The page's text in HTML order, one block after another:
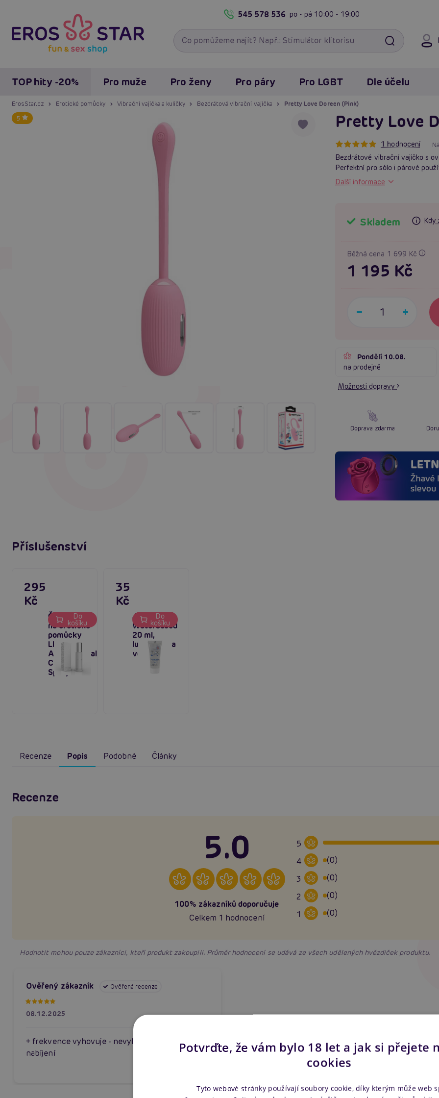
545 578 536 po - pá 10:00 - 19:00
TOP hity -20% Pro muže Pro ženy Pro páry Pro LGBT Dle účelu
ErosStar.cz Erotické pomůcky Vibrační vajíčka a kuličky Bezdrátová vibrační vajíčka Pretty Love Doreen (Pink)
5 Pretty Love
1 hodnocení
Bezdrátové vibrační vajíčko s
Perfektní pro sólo i párové
Další informace
Skladem Kdy
Běžná cena 1 699 Kč
1 195 Kč
Pondělí 10.08.
na prodejně
Možnosti dopravy
Doprava zdarma
Příslušenství
Čistící sprej
na erotické
pomůcky
LELO
Antibacterial
Cleaning
Spray 60ml
295
Kč
Do
košíku
Just Glide
Waterbased
20 ml,
lubrikant na
vodní bázi
35
Kč
Do
košíku
Recenze Popis Podobné Články
Recenze
5.0
100% zákazníků doporučuje
Celkem 1 hodnocení
5
4
(0)
3
(0)
2
(0)
1
(0)
Hodnotit mohou pouze zákazníci, kteří produkt zakoupili. Průměr hodnocení se udává ze všech udělených hvězdiček produktu.
Ověřený zákazník Ověřená recenze
08.12.2025
+ frekvence vyhovuje - nevyhovuje způsob
nabíjení
Potvrďte, že vám bylo 18 let a jak si přejete
cookies
Tyto webové stránky používají soubory cookie, díky kterým může web